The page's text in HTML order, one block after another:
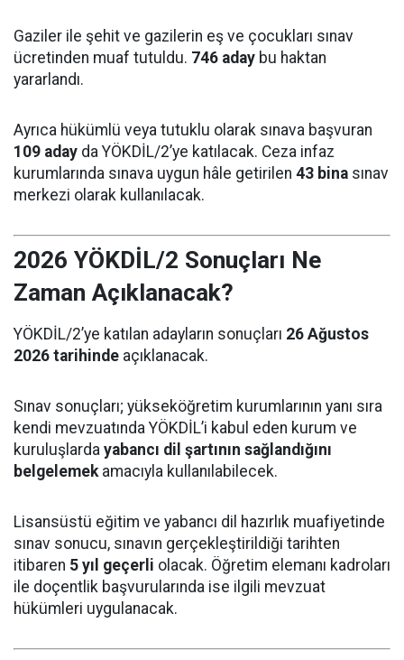
Gaziler ile şehit ve gazilerin eş ve çocukları sınav
ücretinden muaf tutuldu. 746 aday bu haktan
yararlandı.
Ayrıca hükümlü veya tutuklu olarak sınava başvuran
109 aday da YÖKDİL/2’ye katılacak. Ceza infaz
kurumlarında sınava uygun hâle getirilen 43 bina sınav
merkezi olarak kullanılacak.
2026 YÖKDİL/2 Sonuçları Ne
Zaman Açıklanacak?
YÖKDİL/2’ye katılan adayların sonuçları 26 Ağustos
2026 tarihinde açıklanacak.
Sınav sonuçları; yükseköğretim kurumlarının yanı sıra
kendi mevzuatında YÖKDİL’i kabul eden kurum ve
kuruluşlarda yabancı dil şartının sağlandığını
belgelemekamacıyla kullanılabilecek.
Lisansüstü eğitim ve yabancı dil hazırlık muafiyetinde
sınav sonucu, sınavın gerçekleştirildiği tarihten
itibaren 5 yıl geçerli olacak. Öğretim elemanı kadroları
ile doçentlik başvurularında ise ilgili mevzuat
hükümleri uygulanacak.